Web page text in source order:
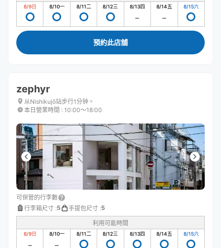
8/9日 8/10一 8/11二 8/12三 8/13四 8/14五 8/15六
預約此店舖
zephyr
从Nishikujō站步行1分钟。
本日營業時間 : 10:00〜18:00
可保管的行李數
行李箱尺寸 :5 手提包尺寸 :5
利用可能時間
8/9日 8/10一 8/11二 8/12三 8/13四 8/14五 8/15六